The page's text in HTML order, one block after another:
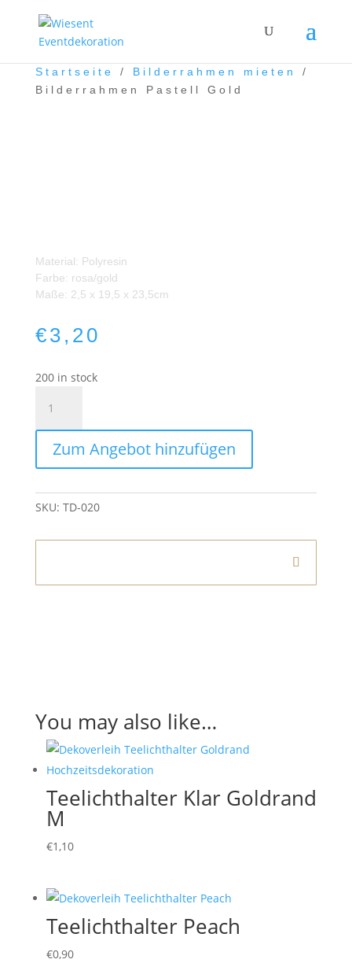
Startseite / Bilderrahmen mieten
/
Bilderrahmen Pastell Gold
Material: Polyresin
Farbe: rosa/gold
Maße: 2,5 x 19,5 x 23,5cm
€3,20
200 in stock
Pastell
Gold
quantity
Zum Angebot hinzufügen
SKU: TD-020
You may also like…
Teelichthalter Klar Goldrand
M
€1,10
Teelichthalter Peach
€0,90